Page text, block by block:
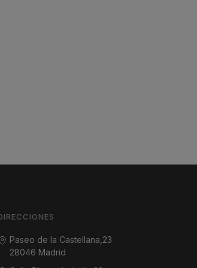
Paseo de la Castellana,23
28046 Madrid